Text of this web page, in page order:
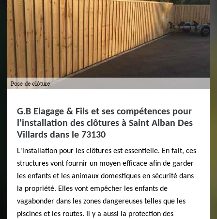
G.B Elagage & Fils et ses compétences pour
l'installation des clôtures à Saint Alban Des
Villards dans le 73130
L'installation pour les clôtures est essentielle. En fait, ces
structures vont fournir un moyen efficace afin de garder
les enfants et les animaux domestiques en sécurité dans
la propriété. Elles vont empêcher les enfants de
vagabonder dans les zones dangereuses telles que les
piscines et les routes. Il y a aussi la protection des